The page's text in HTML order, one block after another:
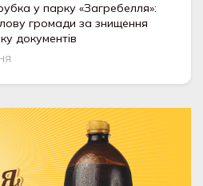
у парку «Загребелля»:
громади за знищення
документів